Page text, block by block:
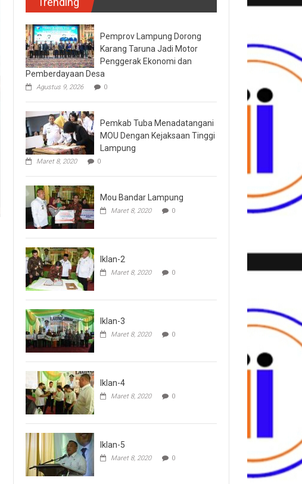
Pemprov Lampung Dorong
Karang Taruna Jadi Motor
Penggerak Ekonomi dan
Pemberdayaan Desa
Agustus 9, 2026 0
Pemkab Tuba Menadatangani
MOU Dengan Kejaksaan Tinggi
Lampung
Maret 8, 2020 0
Mou Bandar Lampung
Maret 8, 2020 0
Iklan-2
Maret 8, 2020 0
Iklan-3
Maret 8, 2020 0
Iklan-4
Maret 8, 2020 0
Iklan-5
Maret 8, 2020 0